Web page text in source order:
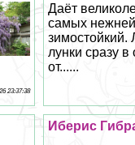
Даёт
самых
лунки сразу в
от......
23:37:38
Иберис